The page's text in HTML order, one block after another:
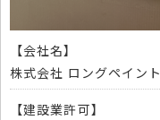
【会社名】
株式会社 ロングペイント
【建設業許可】